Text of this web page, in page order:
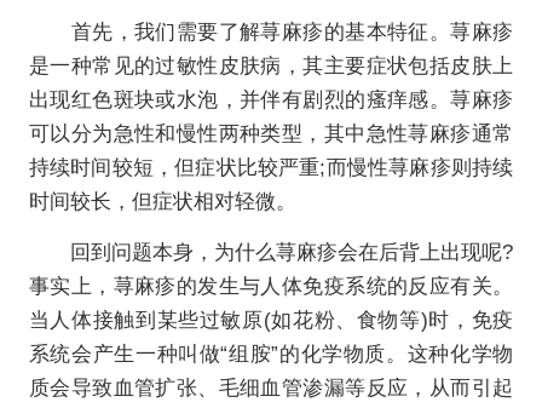
首先，我们需要了解荨麻疹的基本特征。荨麻疹
是一种常见的过敏性皮肤病，其主要症状包括皮肤上
出现红色斑块或水泡，并伴有剧烈的瘙痒感。荨麻疹
可以分为急性和慢性两种类型，其中急性荨麻疹通常
持续时间较短，但症状比较严重;而慢性荨麻疹则持续
时间较长，但症状相对轻微。
回到问题本身，为什么荨麻疹会在后背上出现呢?
事实上，荨麻疹的发生与人体免疫系统的反应有关。
当人体接触到某些过敏原(如花粉、食物等)时，免疫
系统会产生一种叫做“组胺”的化学物质。这种化学物
质会导致血管扩张、毛细血管渗漏等反应，从而引起